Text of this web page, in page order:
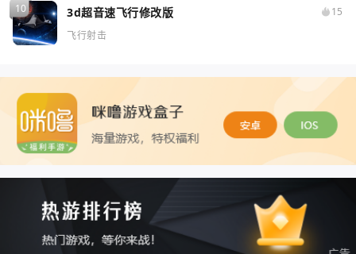
3d超音速飞行修改版
15
飞行射击